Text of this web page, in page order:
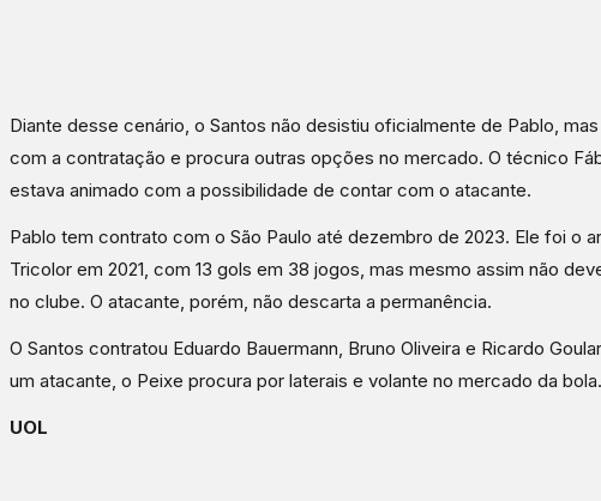
Diante desse cenário, o Santos não desistiu oficialmente de Pablo,
com a contratação e procura outras opções no mercado. O técnico
estava animado com a possibilidade de contar com o atacante.
Pablo tem contrato com o São Paulo até dezembro de 2023. Ele foi o
Tricolor em 2021, com 13 gols em 38 jogos, mas mesmo assim não
no clube. O atacante, porém, não descarta a permanência.
O Santos contratou Eduardo Bauermann, Bruno Oliveira e Ricardo
um atacante, o Peixe procura por laterais e volante no mercado da bola.
UOL